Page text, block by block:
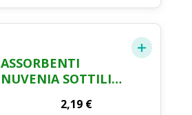
ASSORBENTI
NUVENIA SOTTILI
2,19 €